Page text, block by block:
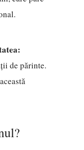
de părinte.